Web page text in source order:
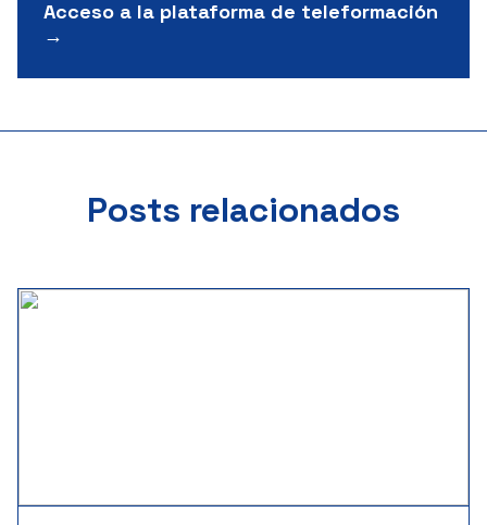
Acceso a la plataforma de teleformación
→
Posts relacionados